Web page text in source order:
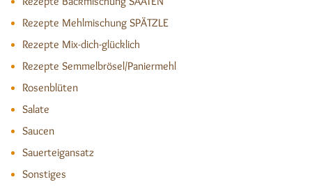
Rezepte Mehlmischung SPÄTZLE
Rezepte Mix-dich-glücklich
Rezepte Semmelbrösel/Paniermehl
Rosenblüten
Salate
Saucen
Sauerteigansatz
Sonstiges